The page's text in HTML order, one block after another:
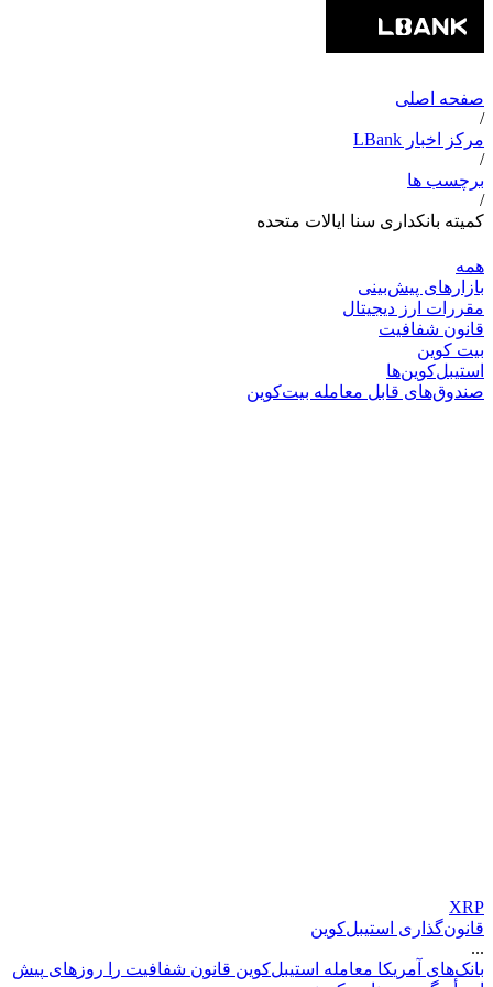
صفحه اصلی
/
مرکز اخبار LBank
/
برچسب ها
/
کمیته بانکداری سنا ایالات متحده
همه
بازارهای پیش‌بینی
مقررات ارز دیجیتال
قانون شفافیت
بیت کوین
استیبل‌کوین‌ها
صندوق‌های قابل معامله بیت‌کوین
XRP
قانون‌گذاری استیبل‌کوین
...
بانکهای مر یکا معامله ستیبلکوین قانون شفافیت ر ر وز های پیش